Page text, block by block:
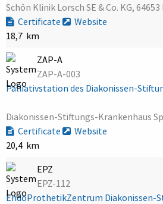
Schön Klinik Lorsch SE & Co. KG,
Certificate
Website
18,7 km
ZAP-A
ZAP-A-003
Palliativstation des Diakonissen-
Diakonissen-Stiftungs-Krankenhaus
Certificate
Website
20,4 km
EPZ
EPZ-112
EndoProthetikZentrum Diakonissen-